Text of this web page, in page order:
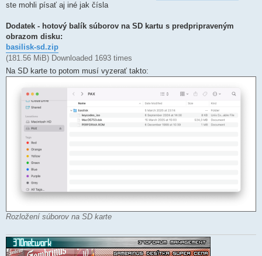
ste mohli písať aj iné jak čísla
Dodatek - hotový balík súborov na SD kartu s predpripraveným
obrazom disku:
basilisk-sd.zip
(181.56 MiB) Downloaded 1693 times
Na SD karte to potom musí vyzerať takto:
Rozložení súborov na SD karte